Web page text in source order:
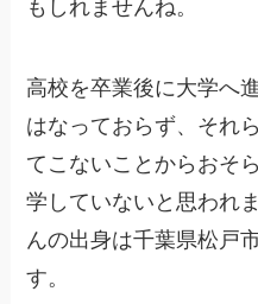
もしれませんね。
高校を卒業後に大学へ
はなっておらず、それ
てこないことからおそ
学していないと思われ
んの出身は千葉県松戸
す。